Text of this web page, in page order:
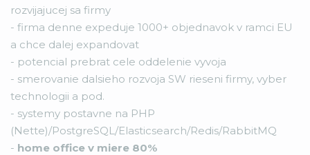
rozvijajucej sa firmy
- firma denne expeduje 1000+ objednavok v ramci EU
a chce dalej expandovat
- potencial prebrat cele oddelenie vyvoja
- smerovanie dalsieho rozvoja SW rieseni firmy, vyber
technologii a pod.
- systemy postavne na PHP
(Nette)/PostgreSQL/Elasticsearch/Redis/RabbitMQ
- home office v miere 80%